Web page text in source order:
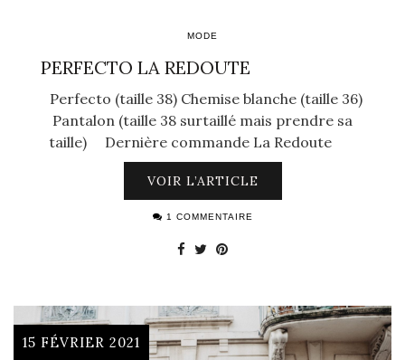
MODE
PERFECTO LA REDOUTE
Perfecto (taille 38) Chemise blanche (taille 36)
Pantalon (taille 38 surtaillé mais prendre sa
taille) Dernière commande La Redoute
VOIR L’ARTICLE
1 COMMENTAIRE
15 FÉVRIER 2021